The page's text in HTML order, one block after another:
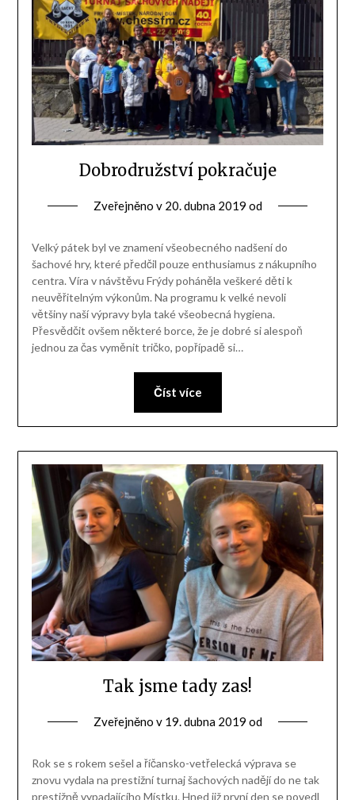
Dobrodružství pokračuje
Zveřejněno v 20. dubna 2019 od
Velký pátek byl ve znamení všeobecného nadšení do
šachové hry, které předčil pouze enthusiamus z nákupního
centra. Víra v návštěvu Frýdy poháněla veškeré děti k
neuvěřitelným výkonům. Na programu k velké nevoli
většiny naší výpravy byla také všeobecná hygiena.
Přesvědčit ovšem některé borce, že je dobré si alespoň
jednou za čas vyměnit tričko, popřípadě si…
Číst více
Tak jsme tady zas!
Zveřejněno v 19. dubna 2019 od
Rok se s rokem sešel a říčansko-vetřelecká výprava se
znovu vydala na prestižní turnaj šachových nadějí do ne tak
prestižně vypadajícího Místku. Hned již první den se povedl